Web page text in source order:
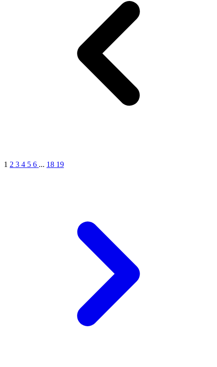
1 2 3 4 5 6 ... 18 19